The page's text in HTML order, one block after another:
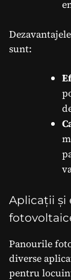
sunt:
Aplicații și
Panourile
diverse
pentru